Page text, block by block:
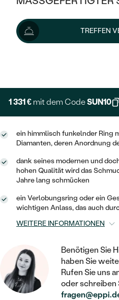
KLASSISCH
MEMOIRE
VINTAGE
GEHÄMMERTE
VON HAND
IM SET
NACH PREIS
MIT MEHREREN
HALO
VINTAGE
IM SET
AUSSERGEWÖHNLICH
GESTALTE EINEN RING
WÄHLE EINEN RING
EINFASSEN
FARBIGE
AUSVERKAUF
WENN SCHMUCK
OHRRINGE
ANHÄNGER /
ARMBÄNDER
SCHMUCKSET
HERRENSCHMUCK
SCHMUCK FÜR
BROSCHEN
SCHMUCKZUBEHÖR
PLATIN
OHRSTECKER
MINIMALISTISCHE
OHRHÄNGER
SOLITÄR
HERZ
PIERCINGS
NACH STEIN
GOLD
SILBER
NACH STYL
ZUR GEBURT EINES
PERSONALISIERT
MIT STERNZEICHEN
MINIMALISTISCH
MEDAILLON
KETTEN
HERZKETTEN
AUSVERKAUF
SILBER
NACH STYL
MEMOIRE
MINIMALISTISCHE
STATEMENT
SIEGELRINGE
PERSONALISIERT
TREFFEN
1 479 €
Wir liefern den Schmuck
Lieferoptionen
1 331 € mit dem CodeSUN10
ein himmlisch funkelnder Ring
Diamanten, deren Anordnung
dank seines modernen und
hohen Qualität wird das
Jahre lang schmücken
ein Verlobungsring oder ein
wichtigen Anlass, das auch
WEITERE INFORMATIONEN
Benötigen Sie
haben Sie
Rufen Sie uns
oder schreiben